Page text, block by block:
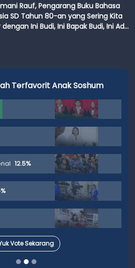
Rauf, Pengarang Buku Bahasa
SD Tahun 80-an yang Sering Kita
Ini Budi, Ini Bapak Budi, Ini Adik
Terfavorit Anak Soshum
12.5%
Vote Sekarang